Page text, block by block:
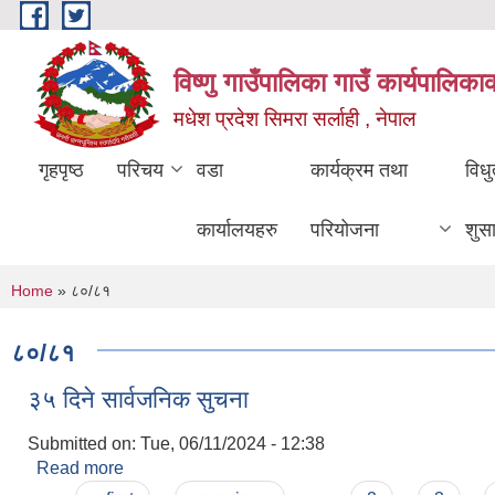
Skip to main content
विष्णु गाउँपालिका गाउँ
मधेश प्रदेश सिमरा सर्लाही , नेपाल
गृहपृष्ठ परिचय वडा
कार्यालयहरु
कार्यक्रम तथा
परियोजना
You are here
Home » ८०/८१
८०/८१
३५ दिने सार्वजनिक सुचना
Submitted on: Tue, 06/11/2024 - 12:38
Read more